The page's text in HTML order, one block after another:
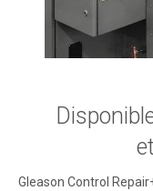
Gleason Control